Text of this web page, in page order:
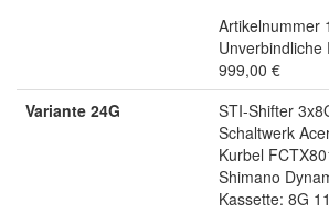
Artikelnummer
Unverbindliche
999,00 €
Variante 24G
STI-Shifter
Schaltwerk
Kurbel
Shimano
Kassette: 8G